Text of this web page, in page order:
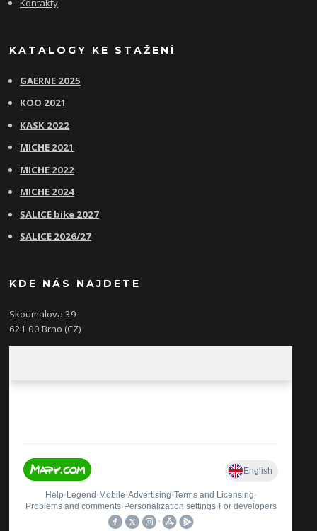
Kontakty
KATALOGY KE STAŽENÍ
GAERNE 2025
KOO 2021
KASK 2022
MICHE 2021
MICHE 2022
MICHE 2024
SALICE bike 2027
SALICE 2026/27
KDE NÁS NAJDETE
Skoumalova 39
621 00 Brno (CZ)